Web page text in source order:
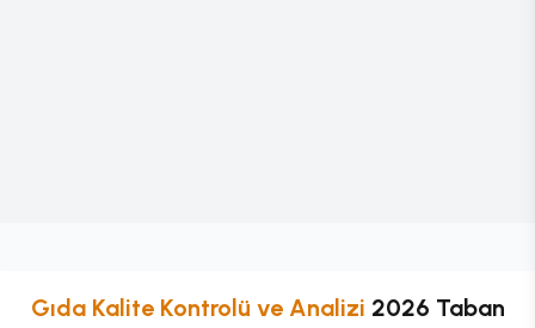
Gıda Kalite Kontrolü ve Analizi 2026 Taban